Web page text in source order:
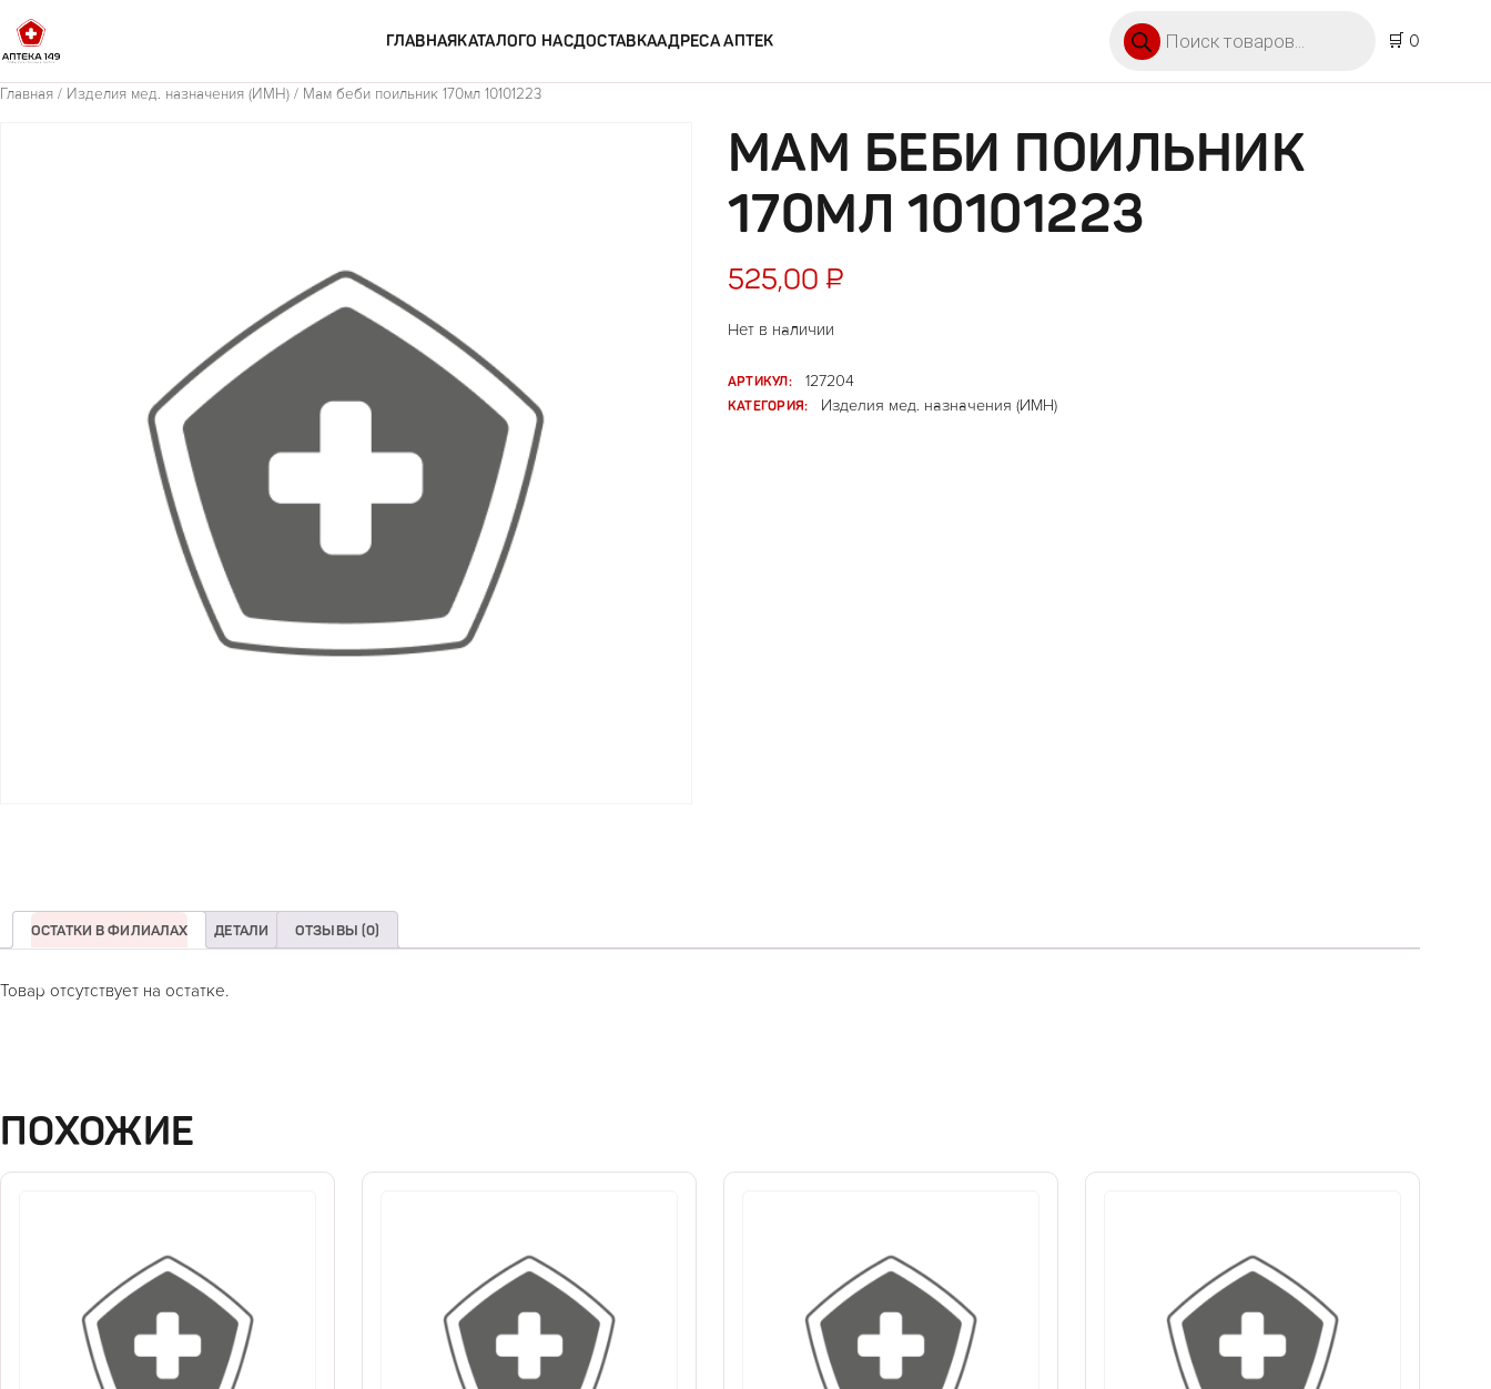
ГЛАВНАЯКАТАЛОГО НАСДОСТАВКААДРЕСА АПТЕК
🛒 0
Главная / Изделия мед. назначения (ИМН) / Мам беби поильник 170мл 10101223
МАМ БЕБИ ПОИЛЬНИК
170МЛ 10101223
525,00 ₽
Нет в наличии
АРТИКУЛ:
127204
КАТЕГОРИЯ:
Изделия мед. назначения (ИМН)
ОСТАТКИ В ФИЛИАЛАХ ДЕТАЛИ ОТЗЫВЫ (0)
Товар отсутствует на остатке.
ПОХОЖИЕ